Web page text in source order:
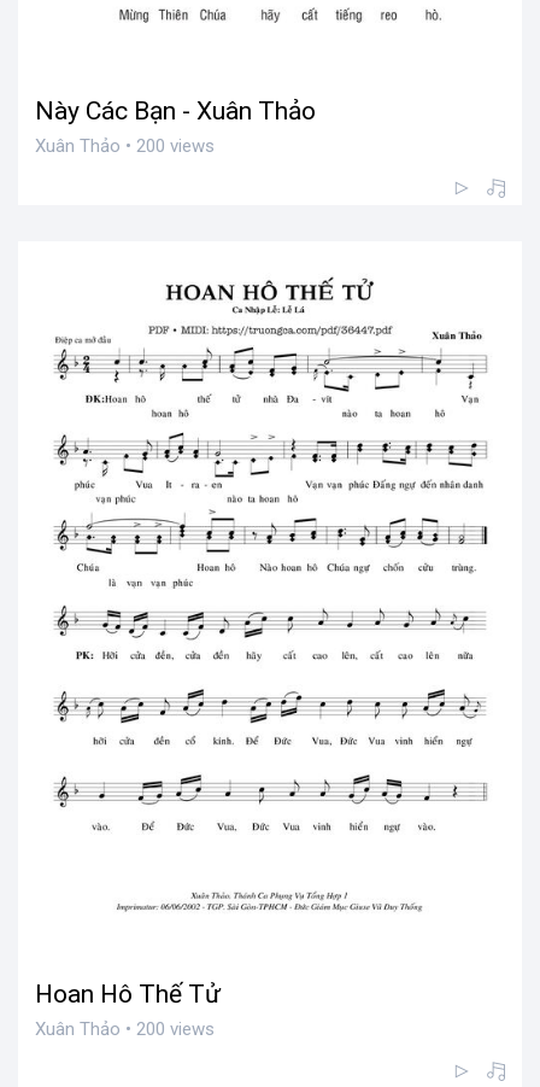
Này Các Bạn - Xuân Thảo
Xuân Thảo • 200 views
Hoan Hô Thế Tử
Xuân Thảo • 200 views